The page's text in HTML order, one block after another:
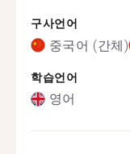
구사언어
중국어 (간체)
학습언어
영어